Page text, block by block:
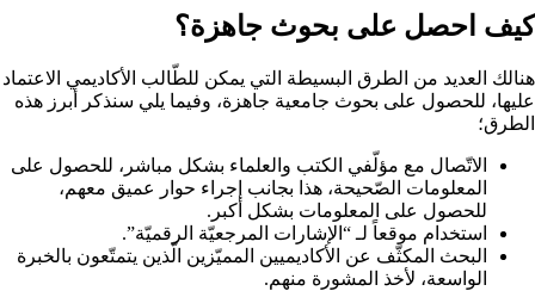
كيف احصل على بحوث جاهزة؟
هنالك العديد من الطرق البسيطة التي يمكن للطّالب الأكاديمي الاعتماد
عليها، للحصول على بحوث جامعية جاهزة، وفيما يلي سنذكر أبرز هذه
الطرق؛
الاتّصال مع مؤلّفي الكتب والعلماء بشكل مباشر، للحصول على
المعلومات الصّحيحة، هذا بجانب إجراء حوار عميق معهم،
للحصول على المعلومات بشكل أكبر.
استخدام موقعاً لـ “الإشارات المرجعيّة الرقميّة”.
البحث المكثّف عن الأكاديميين المميّزين الّذين يتمتّعون بالخبرة
الواسعة، لأخذ المشورة منهم.